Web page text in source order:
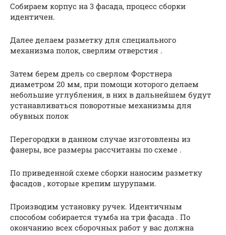
Собираем корпус на 3 фасада, процесс сборки
идентичен.
Далее делаем разметку для специального
механизма полок, сверлим отверстия .
Затем берем дрель со сверлом Форстнера
диаметром 20 мм, при помощи которого делаем
небольшие углубления, в них в дальнейшем будут
устанавливаться поворотные механизмы для
обувных полок
Перегородки в данном случае изготовлены из
фанеры, все размеры рассчитаны по схеме .
По приведенной схеме сборки наносим разметку
фасадов , которые крепим шурупами.
Производим установку ручек. Идентичным
способом собирается тумба на три фасада . По
окончанию всех сборочных работ у вас должна